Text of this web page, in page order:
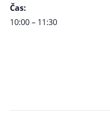
Čas:
10:00 – 11:30